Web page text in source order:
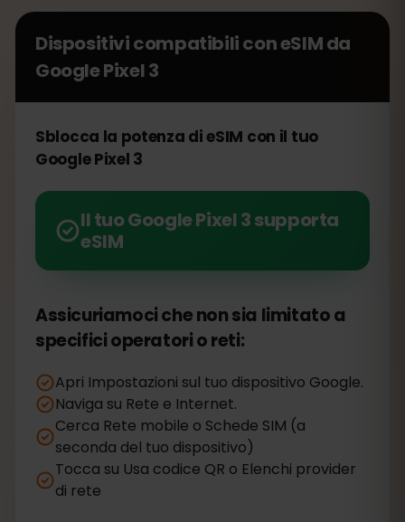
Dispositivi compatibili con eSIM da
Google Pixel 3
Sblocca la potenza di eSIM con il tuo
Google Pixel 3
Il tuo Google Pixel 3 supporta
eSIM
Assicuriamoci che non sia limitato a
specifici operatori o reti:
Apri Impostazioni sul tuo dispositivo Google.
Naviga su Rete e Internet.
Cerca Rete mobile o Schede SIM (a
seconda del tuo dispositivo)
Tocca su Usa codice QR o Elenchi provider
di rete